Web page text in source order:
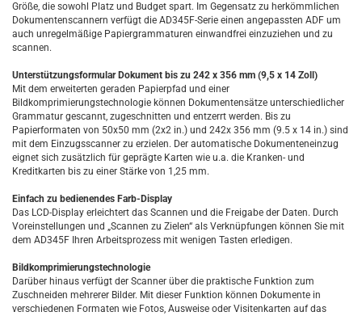
Größe, die sowohl Platz und Budget spart. Im Gegensatz zu herkömmlichen
Dokumentenscannern verfügt die AD345F-Serie einen angepassten ADF um
auch unregelmäßige Papiergrammaturen einwandfrei einzuziehen und zu
scannen.
Unterstützungsformular Dokument bis zu 242 x 356 mm (9,5 x 14 Zoll)
Mit dem erweiterten geraden Papierpfad und einer
Bildkomprimierungstechnologie können Dokumentensätze unterschiedlicher
Grammatur gescannt, zugeschnitten und entzerrt werden. Bis zu
Papierformaten von 50x50 mm (2x2 in.) und 242x 356 mm (9.5 x 14 in.) sind
mit dem Einzugsscanner zu erzielen. Der automatische Dokumenteneinzug
eignet sich zusätzlich für geprägte Karten wie u.a. die Kranken- und
Kreditkarten bis zu einer Stärke von 1,25 mm.
Einfach zu bedienendes Farb-Display
Das LCD-Display erleichtert das Scannen und die Freigabe der Daten. Durch
Voreinstellungen und „Scannen zu Zielen“ als Verknüpfungen können Sie mit
dem AD345F Ihren Arbeitsprozess mit wenigen Tasten erledigen.
Bildkomprimierungstechnologie
Darüber hinaus verfügt der Scanner über die praktische Funktion zum
Zuschneiden mehrerer Bilder. Mit dieser Funktion können Dokumente in
verschiedenen Formaten wie Fotos, Ausweise oder Visitenkarten auf das